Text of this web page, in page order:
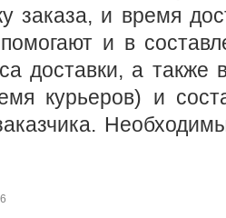
заказа, и время
и в
доставки, а также
курьеров) и